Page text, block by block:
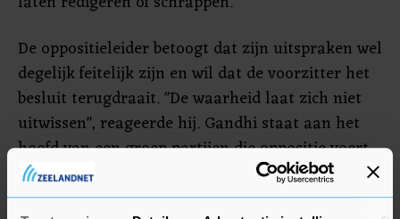
De oppositieleider betoogt dat zijn uitspraken wel
degelijk feitelijk zijn en wil dat de voorzitter het
besluit terugdraait. "De waarheid laat zich niet
uitwissen", reageerde hij. Gandhi staat aan het
hoofd van een groep partijen die oppositie voert
tegen Modi en diens hindoenationalistische BJP.
De premier is net begonnen aan zijn derde